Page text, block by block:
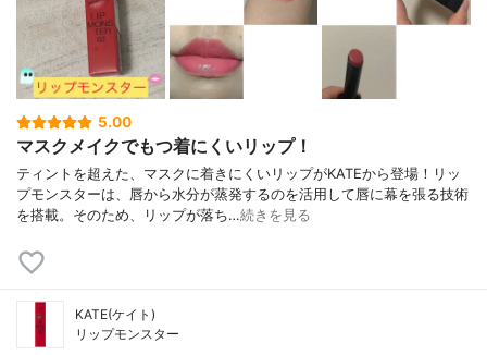
5.00
マスクメイクでもつ着にくいリップ！
ティントを超えた、マスクに着きにくいリップがKATEから登場！リッ
プモンスターは、唇から水分が蒸発するのを活用して唇に幕を張る技術
を搭載。そのため、リップが落ち…続きを見る
KATE(ケイト)
リップモンスター